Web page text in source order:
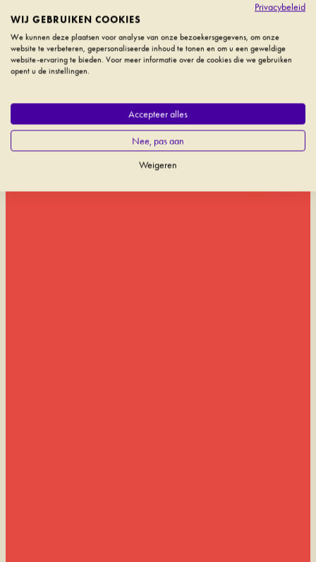
Privacybeleid
WIJ GEBRUIKEN COOKIES
We kunnen deze plaatsen voor analyse van onze bezoekersgegevens, om onze
website te verbeteren, gepersonaliseerde inhoud te tonen en om u een geweldige
website-ervaring te bieden. Voor meer informatie over de cookies die we gebruiken
opent u de instellingen.
Accepteer alles
Nee, pas aan
Weigeren